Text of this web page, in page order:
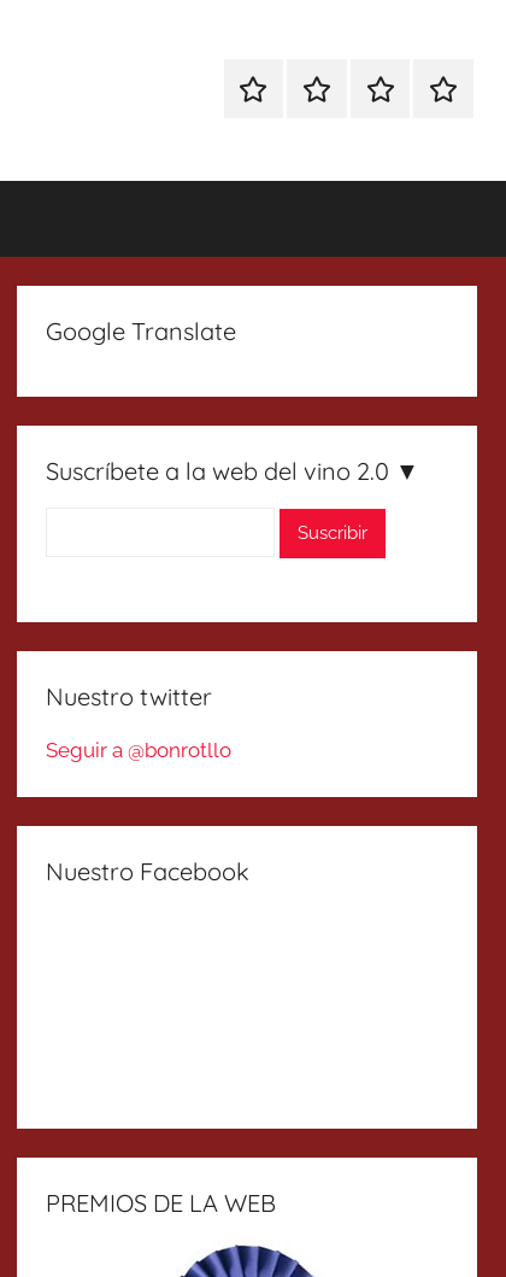
EspecialEnoturismoRanking
Google Translate
Suscríbete a la web del vino 2.0 ▼
Nuestro twitter
Seguir a @bonrotllo
Nuestro Facebook
PREMIOS DE LA WEB